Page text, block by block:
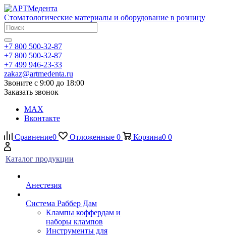
Стоматологические материалы и оборудование в розницу
+7 800 500-32-87
+7 800 500-32-87
+7 499 946-23-33
zakaz@artmedenta.ru
Звоните с 9:00 до 18:00
Заказать звонок
MAX
Вконтакте
Сравнение0 Отложенные 0 Корзина0 0
Каталог продукции
Анестезия
Система Раббер Дам
Клампы коффердам и
наборы клампов
Инструменты для